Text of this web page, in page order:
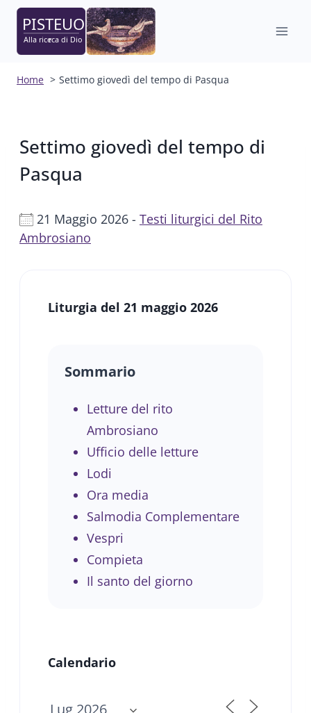
Salta
contenuto
Home Settimo giovedì del tempo di Pasqua
Settimo giovedì del tempo di
Pasqua
21 Maggio 2026 - Testi liturgici del Rito
Ambrosiano
Liturgia del 21 maggio 2026
Sommario
Letture del rito
Ambrosiano
Ufficio delle letture
Lodi
Ora media
Salmodia Complementare
Vespri
Compieta
Il santo del giorno
Calendario